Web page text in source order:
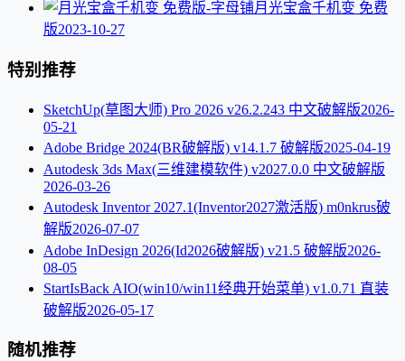
月光宝盒千机变 免费
版2023-10-27
特别推荐
SketchUp(草图大师) Pro 2026 v26.2.243 中文破解版2026-
05-21
Adobe Bridge 2024(BR破解版) v14.1.7 破解版2025-04-19
Autodesk 3ds Max(三维建模软件) v2027.0.0 中文破解版
2026-03-26
Autodesk Inventor 2027.1(Inventor2027激活版) m0nkrus破
解版2026-07-07
Adobe InDesign 2026(Id2026破解版) v21.5 破解版2026-
08-05
StartIsBack AIO(win10/win11经典开始菜单) v1.0.71 直装
破解版2026-05-17
随机推荐